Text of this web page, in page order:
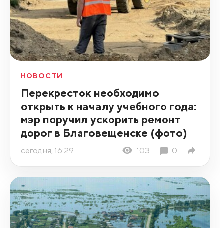
НОВОСТИ
Перекресток необходимо
открыть к началу учебного года:
мэр поручил ускорить ремонт
дорог в Благовещенске (фото)
сегодня, 16:29 103 0